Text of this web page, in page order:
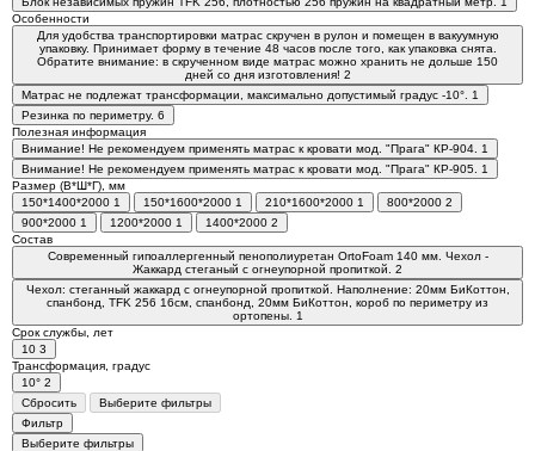
Особенности
Для удобства транспортировки матрас скручен в рулон и помещен в вакуумную
упаковку. Принимает форму в течение 48 часов после того, как упаковка снята.
Обратите внимание: в скрученном виде матрас можно хранить не дольше 150
дней со дня изготовления! 2
Матрас не подлежат трансформации, максимально допустимый градус -10°.
1
Резинка по периметру. 6
Полезная информация
Внимание! Не рекомендуем применять матрас к кровати мод. "Прага" КР-904.
1
Внимание! Не рекомендуем применять матрас к кровати мод. "Прага" КР-905.
1
Размер (В*Ш*Г), мм
150*1400*2000 1 150*1600*2000 1 210*1600*2000 1 800*2000 2
900*2000 1 1200*2000 1 1400*2000 2
Состав
Современный гипоаллергенный пенополиуретан OrtoFoam 140 мм. Чехол -
Жаккард стеганый с огнеупорной пропиткой.
2
Чехол: стеганный жаккард с огнеупорной пропиткой. Наполнение: 20мм БиКоттон,
спанбонд, TFK 256 16см, спанбонд, 20мм БиКоттон, короб по периметру из
ортопены.
1
Срок службы, лет
10 3
Трансформация, градус
10° 2
Сбросить
Выберите фильтры
Фильтр
Выберите фильтры